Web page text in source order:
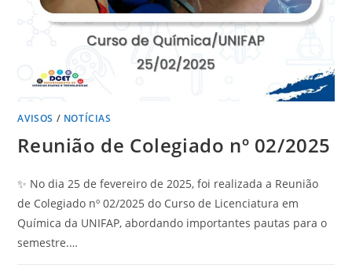
AVISOS / NOTÍCIAS
Reunião de Colegiado nº 02/2025
✨ No dia 25 de fevereiro de 2025, foi realizada a Reunião
de Colegiado nº 02/2025 do Curso de Licenciatura em
Química da UNIFAP, abordando importantes pautas para o
semestre.…